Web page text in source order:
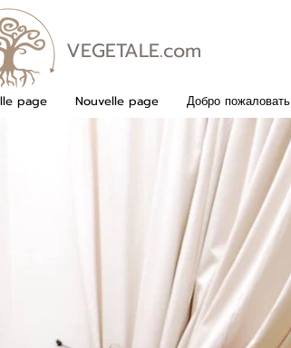
VEGETALE.com
page Nouvelle page Добро пожаловать